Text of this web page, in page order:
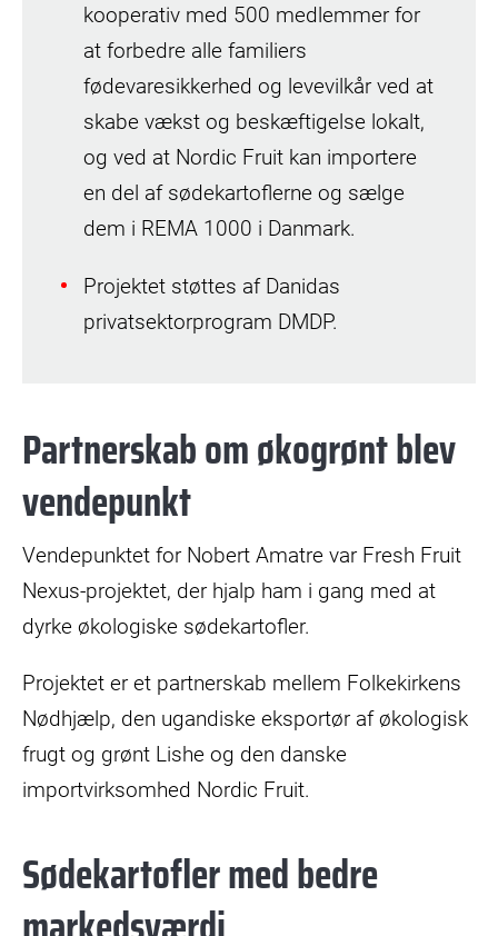
kooperativ med 500 medlemmer for
at forbedre alle familiers
fødevaresikkerhed og levevilkår ved at
skabe vækst og beskæftigelse lokalt,
og ved at Nordic Fruit kan importere
en del af sødekartoflerne og sælge
dem i REMA 1000 i Danmark.
Projektet støttes af Danidas
privatsektorprogram DMDP.
Partnerskab om økogrønt blev
vendepunkt
Vendepunktet for Nobert Amatre var Fresh Fruit
Nexus-projektet, der hjalp ham i gang med at
dyrke økologiske sødekartofler.
Projektet er et partnerskab mellem Folkekirkens
Nødhjælp, den ugandiske eksportør af økologisk
frugt og grønt Lishe og den danske
importvirksomhed Nordic Fruit.
Sødekartofler med bedre